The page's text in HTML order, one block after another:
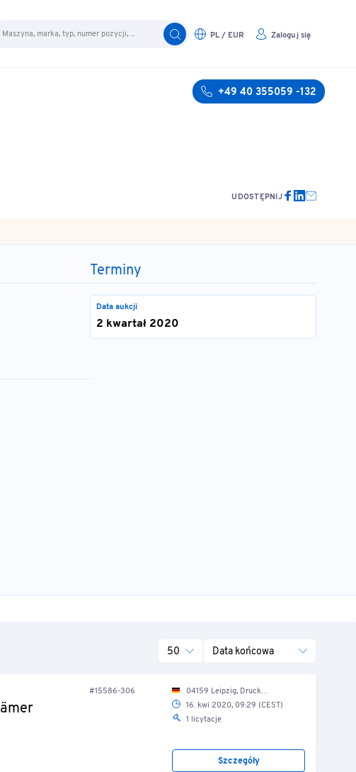
PL / EUR Zaloguj się
+49 40 355059 -132
UDOSTĘPNIJ
Terminy
Data aukcji
2 kwartał 2020
50 Data końcowa
#15586-306
04159 Leipzig, Druckereistr. 1/ Chemikalienlager
16. kwi 2020, 09:29 (CEST)
1 licytacje
Szczegóły